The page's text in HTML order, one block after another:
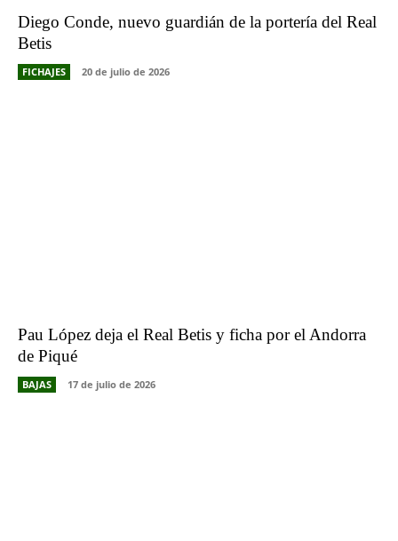
Diego Conde, nuevo guardián de la portería del Real
Betis
FICHAJES 20 de julio de 2026
Pau López deja el Real Betis y ficha por el Andorra
de Piqué
BAJAS 17 de julio de 2026